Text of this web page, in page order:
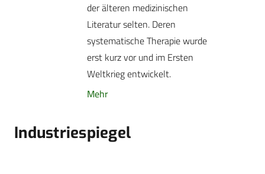
der älteren medizinischen
Literatur selten. Deren
systematische Therapie wurde
erst kurz vor und im Ersten
Weltkrieg entwickelt.
Mehr
Industriespiegel